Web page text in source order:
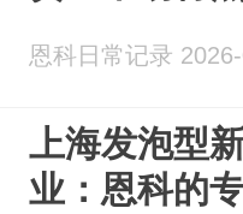
恩科日常记录
上海发泡型
业：恩科的